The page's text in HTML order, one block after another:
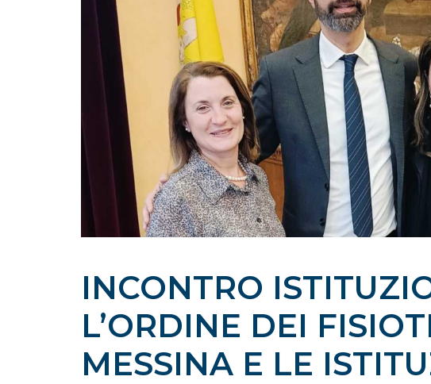
INCONTRO
L’ORDINE DEI
MESSINA E LE